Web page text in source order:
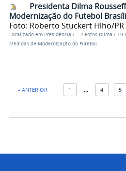
Presidenta Dilma
Modernização do Futebol
Foto: Roberto Stuckert Filho/PR
Localizado em Presidência / … / Fotos Dilma /
Medidas de Modernização do Futebol
« ANTERIOR 1 4 5